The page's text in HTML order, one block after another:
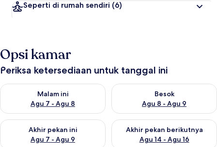
Seperti di rumah sendiri (6)
Opsi kamar
Periksa ketersediaan untuk tanggal ini
Malam ini
Agu 7 - Agu 8
Periksa ketersediaan untuk malam ini Agu 7 - Agu 8
Besok
Agu 8 - Agu 9
Periksa ketersediaan untuk
Akhir pekan ini
Agu 7 - Agu 9
Periksa ketersediaan untuk akhir pekan ini Agu 7 - Agu 9
Akhir pekan berikutnya
Agu 14 - Agu 16
Periksa ketersediaan untuk